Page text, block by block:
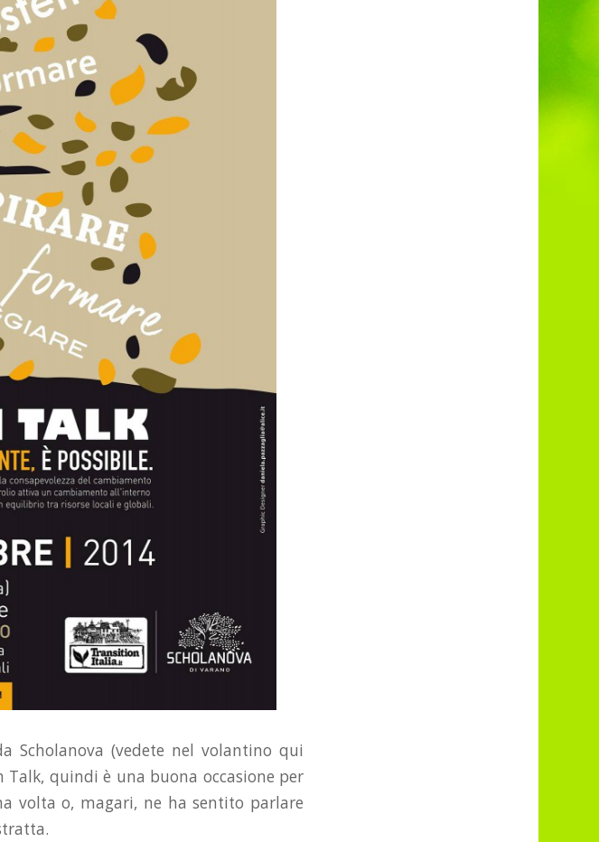
Scholanova (vedete nel volantino qui
quindi è una buona occasione per
volta o, magari, ne ha sentito parlare